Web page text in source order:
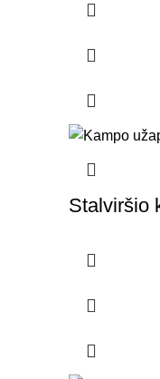
Stalviršio